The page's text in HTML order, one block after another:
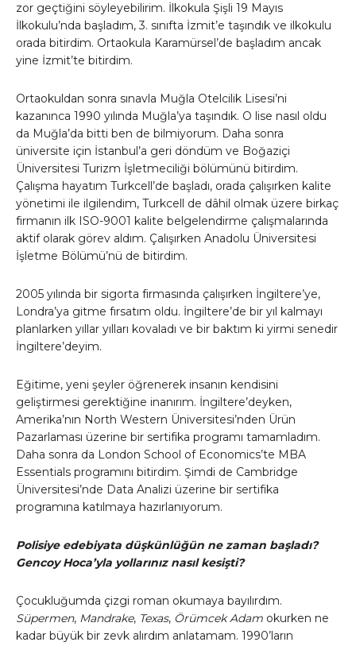
zor geçtiğini söyleyebilirim. İlkokula Şişli 19 Mayıs
İlkokulu’nda başladım, 3. sınıfta İzmit’e taşındık ve ilkokulu
orada bitirdim. Ortaokula Karamürsel’de başladım ancak
yine İzmit’te bitirdim.
Ortaokuldan sonra sınavla Muğla Otelcilik Lisesi’ni
kazanınca 1990 yılında Muğla’ya taşındık. O lise nasıl oldu
da Muğla’da bitti ben de bilmiyorum. Daha sonra
üniversite için İstanbul’a geri döndüm ve Boğaziçi
Üniversitesi Turizm İşletmeciliği bölümünü bitirdim.
Çalışma hayatım Turkcell’de başladı, orada çalışırken kalite
yönetimi ile ilgilendim, Turkcell de dâhil olmak üzere birkaç
firmanın ilk ISO-9001 kalite belgelendirme çalışmalarında
aktif olarak görev aldım. Çalışırken Anadolu Üniversitesi
İşletme Bölümü’nü de bitirdim.
2005 yılında bir sigorta firmasında çalışırken İngiltere’ye,
Londra’ya gitme fırsatım oldu. İngiltere’de bir yıl kalmayı
planlarken yıllar yılları kovaladı ve bir baktım ki yirmi senedir
İngiltere’deyim.
Eğitime, yeni şeyler öğrenerek insanın kendisini
geliştirmesi gerektiğine inanırım. İngiltere’deyken,
Amerika’nın North Western Üniversitesi’nden Ürün
Pazarlaması üzerine bir sertifika programı tamamladım.
Daha sonra da London School of Economics’te MBA
Essentials programını bitirdim. Şimdi de Cambridge
Üniversitesi’nde Data Analizi üzerine bir sertifika
programına katılmaya hazırlanıyorum.
Polisiye edebiyata düşkünlüğün ne zaman başladı?
Gencoy Hoca’yla yollarınız nasıl kesişti?
Çocukluğumda çizgi roman okumaya bayılırdım.
Süpermen, Mandrake, Texas, Örümcek Adam okurken ne
kadar büyük bir zevk alırdım anlatamam. 1990’ların